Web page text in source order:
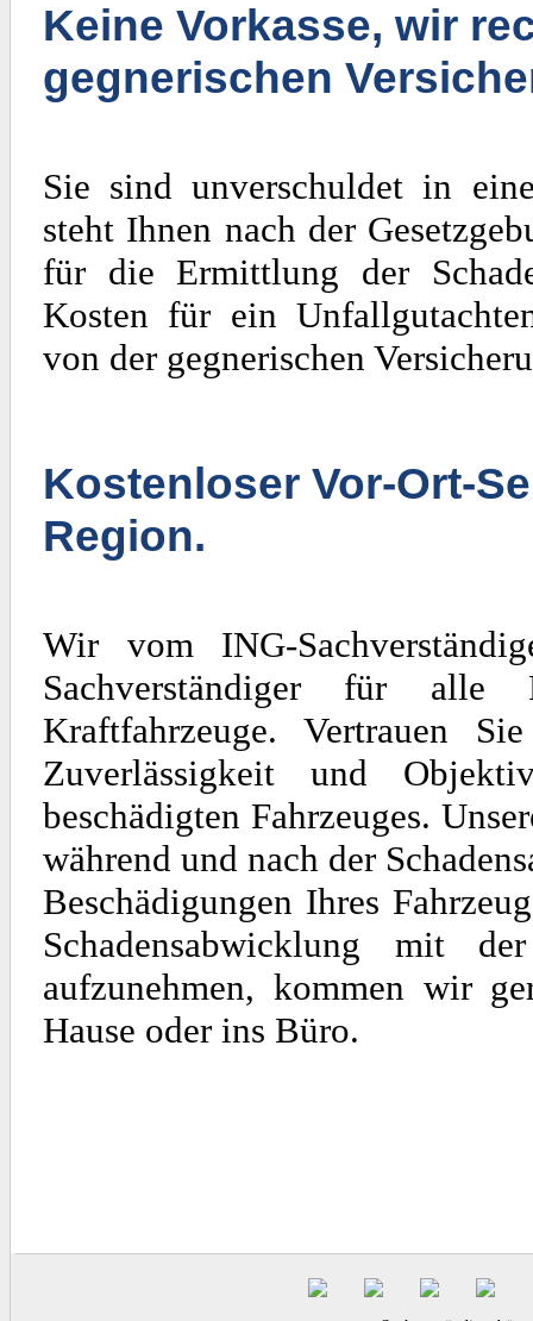
Keine Vorkasse, wir
gegnerischen
Sie sind unverschuldet in
steht Ihnen nach der
für die Ermittlung der
Kosten für ein
von der gegnerischen
Kostenloser Vor-Ort-
Region.
Wir vom ING-
Sachverständiger für
Kraftfahrzeuge. Vertrauen
Zuverlässigkeit und
beschädigten Fahrzeuges.
während und nach der
Beschädigungen Ihres
Schadensabwicklung mit
aufzunehmen, kommen wir
Hause oder ins Büro.